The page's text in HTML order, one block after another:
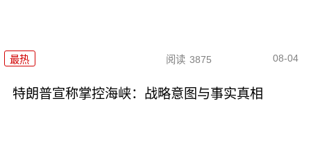
最热 阅读 3875 08-04
特朗普宣称掌控海峡：战略意图与事实真相